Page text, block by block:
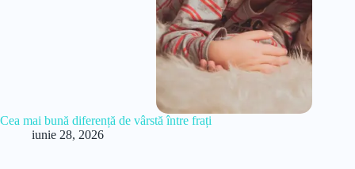
Cea mai bună diferență de vârstă între frați
iunie 28, 2026